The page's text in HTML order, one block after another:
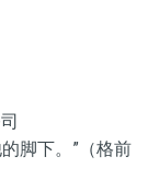
脚下。”（格前